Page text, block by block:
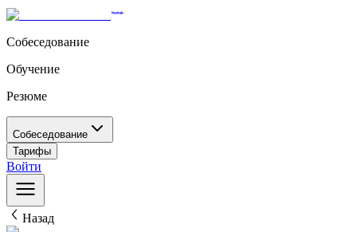
Собеседование
Обучение
Резюме
Собеседование
Тарифы
Войти
Назад